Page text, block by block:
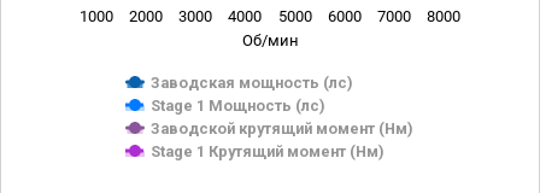
Об/мин
Заводская мощность (лс)
Stage 1 Мощность (лс)
Заводской крутящий момент (Нм)
Stage 1 Крутящий момент (Нм)
1000 2000 3000 4000 5000 6000 7000 8000